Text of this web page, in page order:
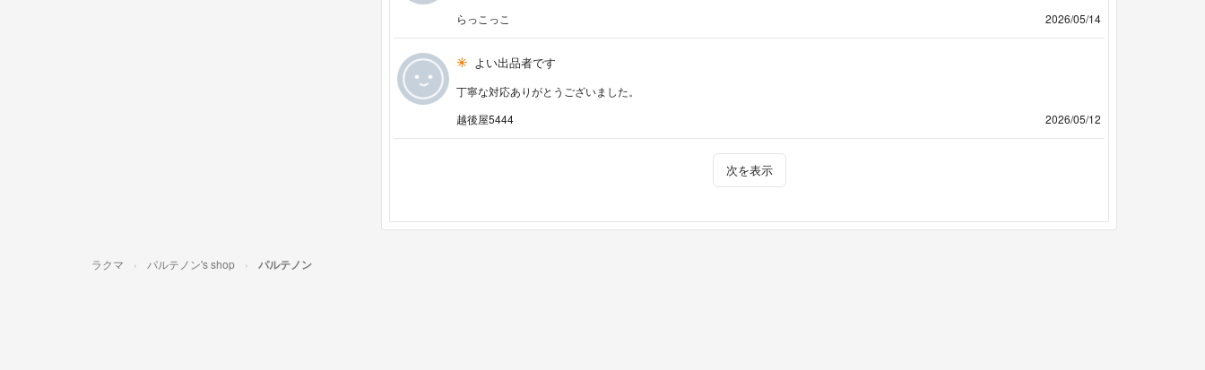
らっこっこ
2026/05/14
よい出品者です
丁寧な対応ありがとうございました。
越後屋5444
2026/05/12
次を表示
ラクマ パルテノン's shop パルテノン